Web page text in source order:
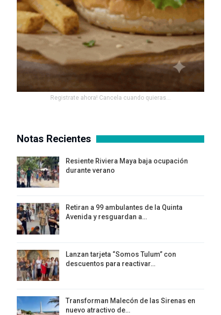
Registrate ahora! Cancela cuando quieras...
Notas Recientes
Resiente Riviera Maya baja ocupación
durante verano
Retiran a 99 ambulantes de la Quinta
Avenida y resguardan a…
Lanzan tarjeta “Somos Tulum” con
descuentos para reactivar…
Transforman Malecón de las Sirenas en
nuevo atractivo de…